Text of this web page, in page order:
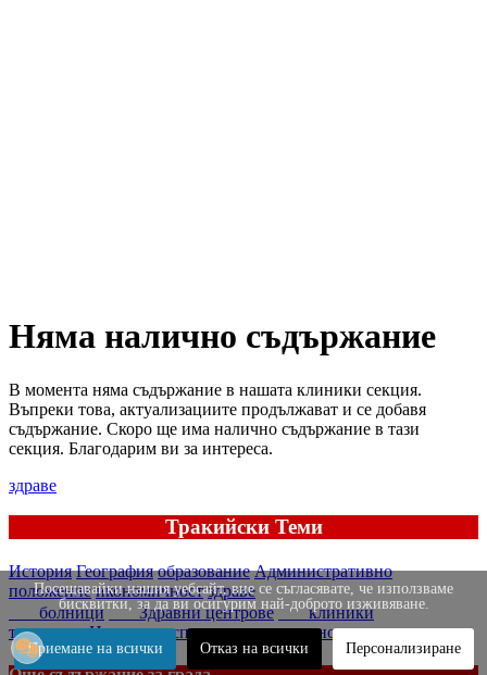
Няма налично съдържание
В момента няма съдържание в нашата клиники секция.
Въпреки това, актуализациите продължават и се добавя
съдържание. Скоро ще има налично съдържание в тази
секция. Благодарим ви за интереса.
здраве
Тракийски Теми
История География образование Административно
положение икономичност здраве
болници
Здравни центрове
клиники
транспорт Натиснете спорт известни личности
Посещавайки нашия уебсайт, вие се съгласявате, че използваме
бисквитки, за да ви осигурим най-доброто изживяване.
Приемане на всички Отказ на всички Персонализиране